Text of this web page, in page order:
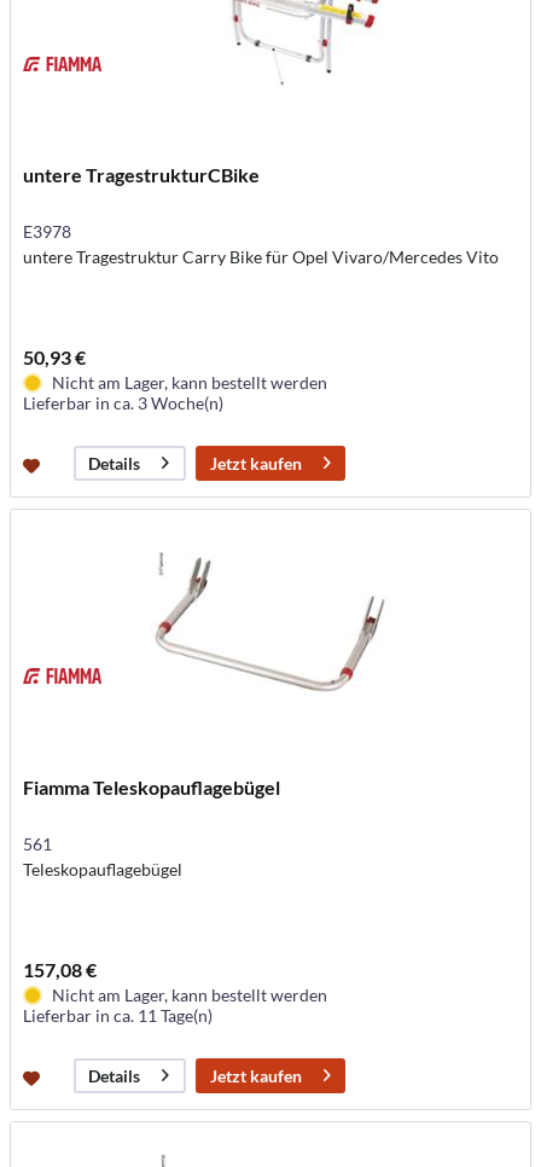
untere TragestrukturCBike
E3978
untere Tragestruktur Carry Bike für Opel Vivaro/Mercedes Vito
50,93 €
Nicht am Lager, kann bestellt werden
Lieferbar in ca. 3 Woche(n)
Details Jetzt kaufen
Fiamma Teleskopauflagebügel
561
Teleskopauflagebügel
157,08 €
Nicht am Lager, kann bestellt werden
Lieferbar in ca. 11 Tage(n)
Details Jetzt kaufen